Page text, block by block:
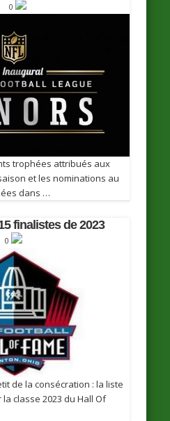
0
trophées attribués aux
et les nominations au
dans …
finalistes de 2023
0
de la consécration : la liste
classe 2023 du Hall Of